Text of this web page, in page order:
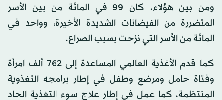
ومن بين هؤلاء، كان 99 في المائة من بين الأسر
المتضررة من الفيضانات الشديدة الأخيرة، وواحد في
المائة من الأسر التي نزحت بسبب الصراع.
كما قدم الأغذية العالمي المساعدة إلى 762 ألف امرأة
وفتاة حامل ومرضع وطفل في إطار برامجه التغذوية
المنتظمة، كما عمل في إطار علاج سوء التغذية الحاد